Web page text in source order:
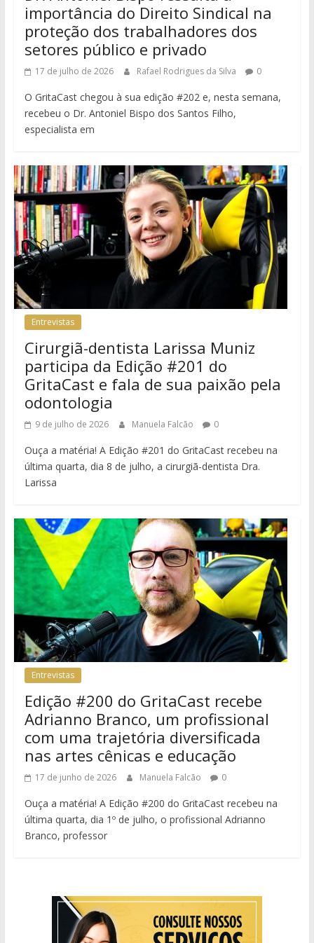
importância do Direito Sindical na
proteção dos trabalhadores dos
setores público e privado
17 de julho de 2026 Rafael Rodrigues da Silva 0
O GritaCast chegou à sua edição #202 e, nesta semana,
recebeu o Dr. Antoniel Bispo dos Santos Filho,
especialista em
Entrevistas
Cirurgiã-dentista Larissa Muniz
participa da Edição #201 do
GritaCast e fala de sua paixão pela
odontologia
9 de julho de 2026 Manuela Falcão 0
Ouça a matéria! A Edição #201 do GritaCast recebeu na
última quarta, dia 8 de julho, a cirurgiã-dentista Dra.
Larissa
Entrevistas
Edição #200 do GritaCast recebe
Adrianno Branco, um profissional
com uma trajetória diversificada
nas artes cênicas e educação
17 de junho de 2026 Manuela Falcão 0
Ouça a matéria! A Edição #200 do GritaCast recebeu na
última quarta, dia 1º de julho, o profissional Adrianno
Branco, professor